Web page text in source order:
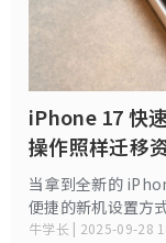
iPhone 17 快
操作照样迁移
当拿到全新的
便捷的新机设置方
移到新设备上。然
牛学长 | 2025-09-28